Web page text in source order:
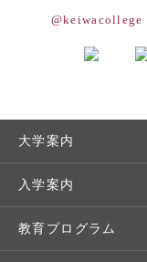
@keiwacollege
大学案内
敬和学園大学とは
学長メッセージ
入学案内
入学者選抜
教育プログラム